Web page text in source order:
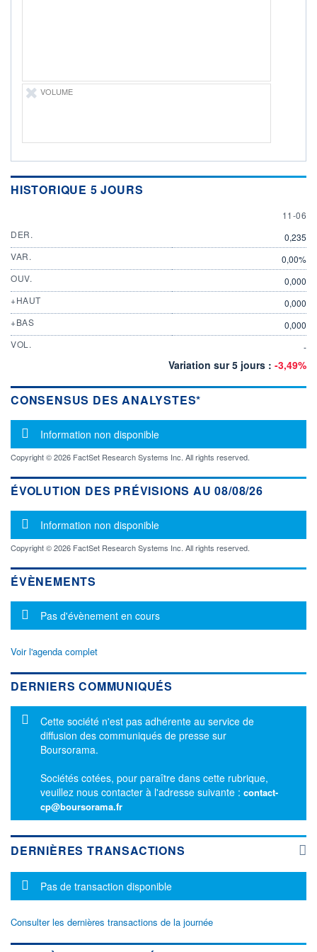
+ PORTEFEUILLE + LISTE
VOLUME
HISTORIQUE 5 JOURS
11
11-06
DER.
0,235
VAR.
0,00%
OUV.
0,000
+HAUT
0,000
+BAS
0,000
VOL.
-
Variation sur 5 jours : -3,49%
CONSENSUS DES ANALYSTES*
Message d'information
Information non disponible
Copyright © 2026 FactSet Research Systems Inc. All rights reserved.
ÉVOLUTION DES PRÉVISIONS AU 08/08/26
Message d'information
Information non disponible
Copyright © 2026 FactSet Research Systems Inc. All rights reserved.
ÉVÈNEMENTS
Message d'information
Pas d'évènement en cours
Voir l'agenda complet
DERNIERS COMMUNIQUÉS
Message d'information
Cette société n'est pas adhérente au service de
diffusion des communiqués de presse sur
Boursorama.
Sociétés cotées, pour paraître dans cette rubrique,
veuillez nous contacter à l'adresse suivante : contact-
cp@boursorama.fr
DERNIÈRES TRANSACTIONS
Message d'information
Pas de transaction disponible
Consulter les dernières transactions de la journée